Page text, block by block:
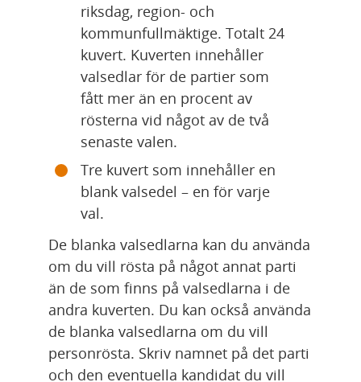
riksdag, region- och
kommunfullmäktige. Totalt 24
kuvert. Kuverten innehåller
valsedlar för de partier som
fått mer än en procent av
rösterna vid något av de två
senaste valen.
Tre kuvert som innehåller en
blank valsedel – en för varje
val.
De blanka valsedlarna kan du använda
om du vill rösta på något annat parti
än de som finns på valsedlarna i de
andra kuverten. Du kan också använda
de blanka valsedlarna om du vill
personrösta. Skriv namnet på det parti
och den eventuella kandidat du vill